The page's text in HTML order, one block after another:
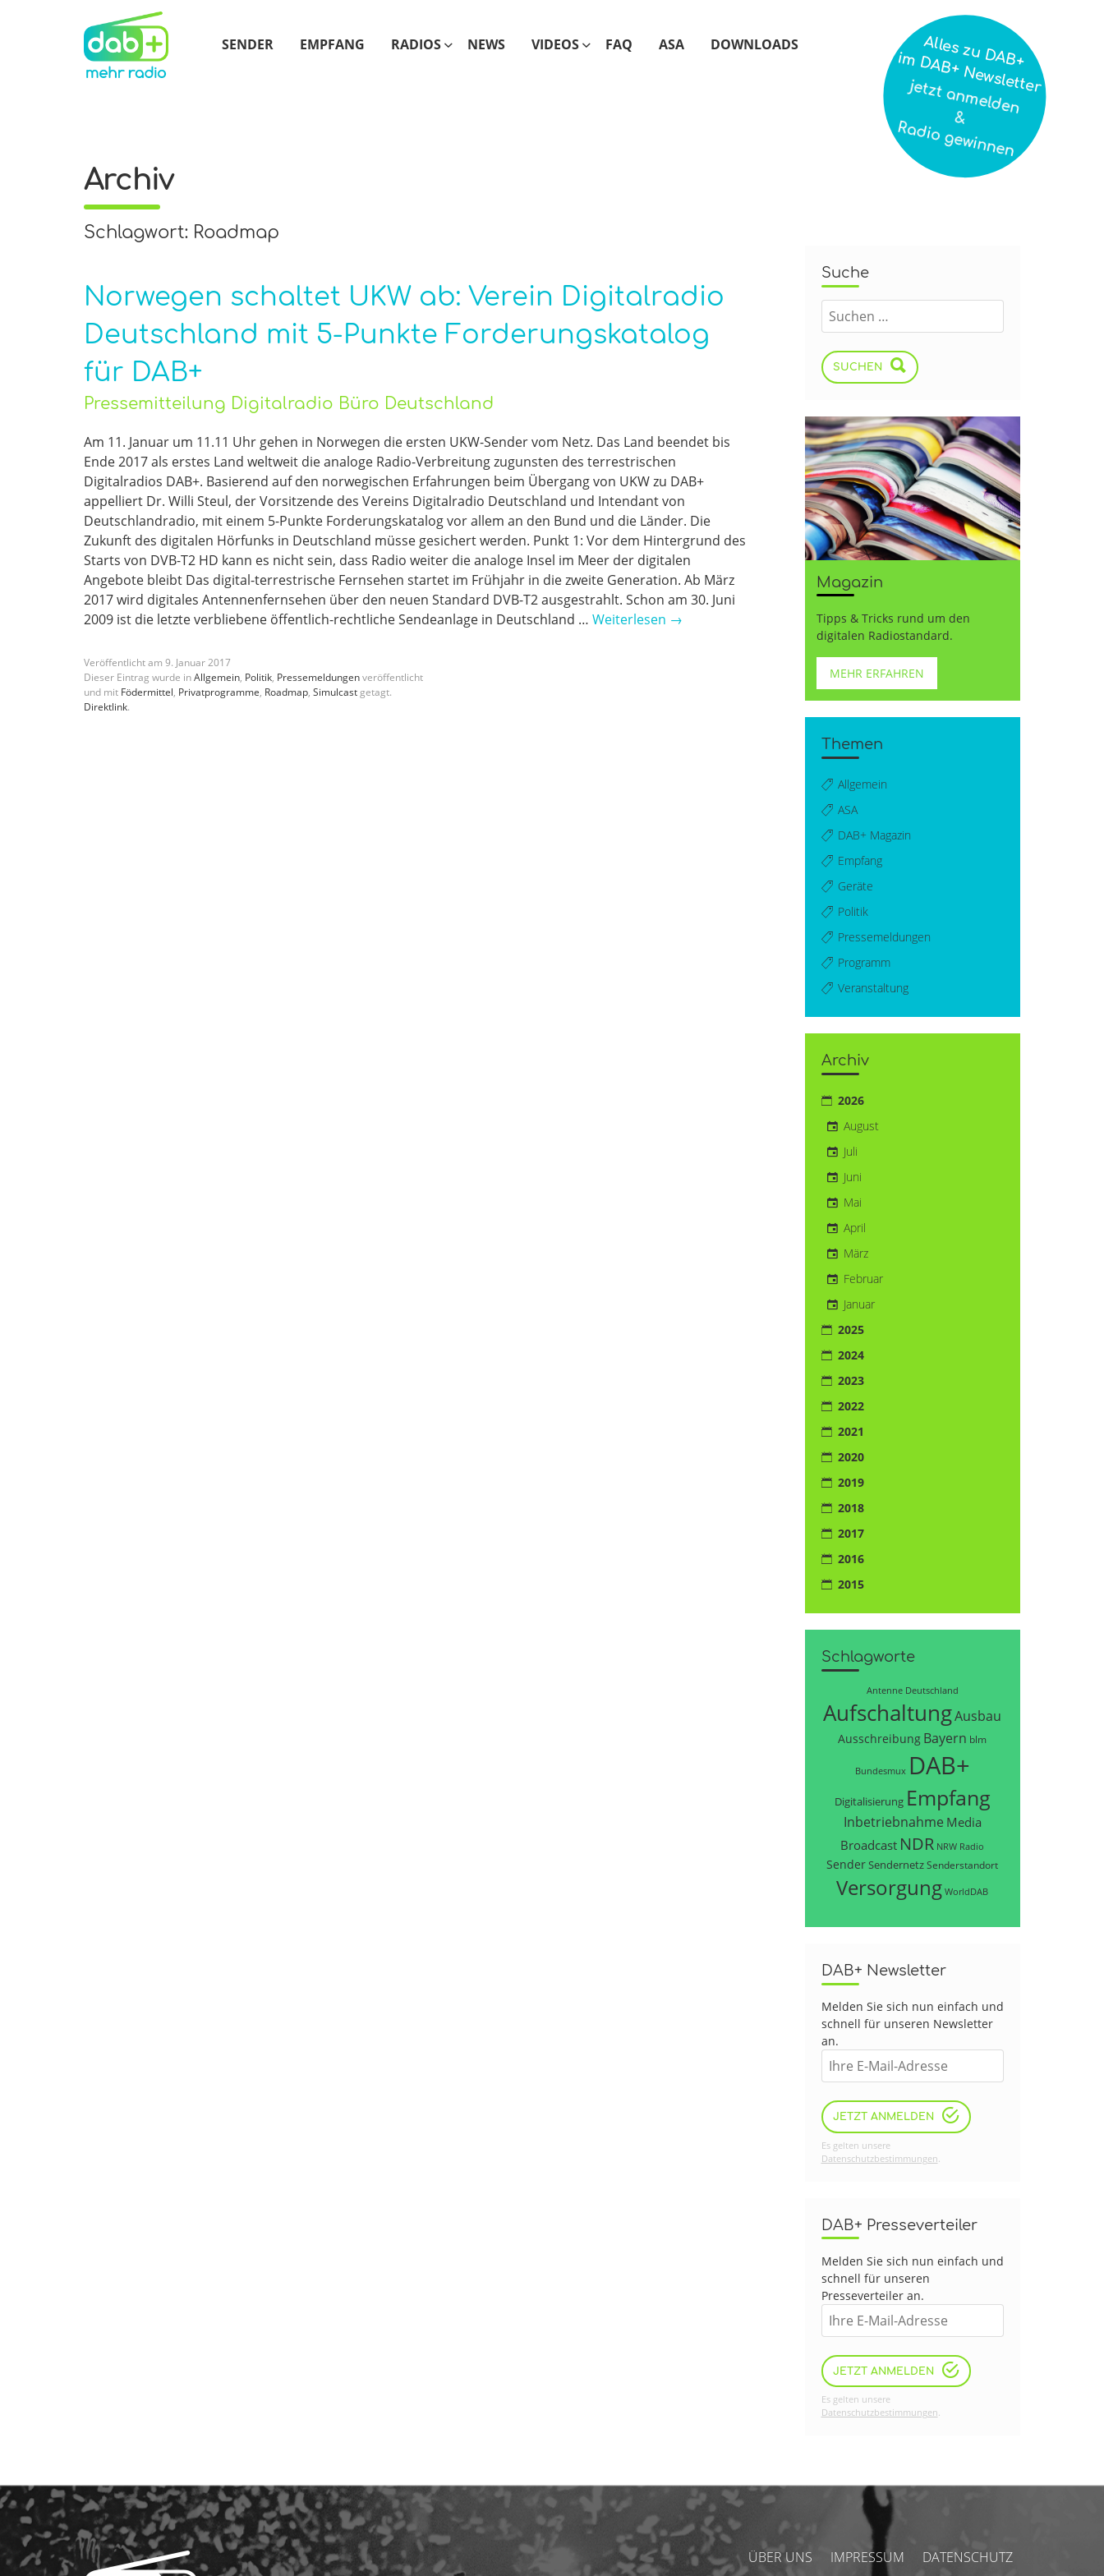
SENDER EMPFANG RADIOS NEWS VIDEOS FAQ ASA DOWNLOADS
Archiv
Schlagwort: Roadmap
Norwegen schaltet UKW ab: Verein Digitalradio
Deutschland mit 5-Punkte Forderungskatalog
für DAB+
Pressemitteilung Digitalradio Büro Deutschland
Am 11. Januar um 11.11 Uhr gehen in Norwegen die ersten UKW-Sender vom Netz. Das Land beendet bis
Ende 2017 als erstes Land weltweit die analoge Radio-Verbreitung zugunsten des terrestrischen
Digitalradios DAB+. Basierend auf den norwegischen Erfahrungen beim Übergang von UKW zu DAB+
appelliert Dr. Willi Steul, der Vorsitzende des Vereins Digitalradio Deutschland und Intendant von
Deutschlandradio, mit einem 5-Punkte Forderungskatalog vor allem an den Bund und die Länder. Die
Zukunft des digitalen Hörfunks in Deutschland müsse gesichert werden. Punkt 1: Vor dem Hintergrund des
Starts von DVB-T2 HD kann es nicht sein, dass Radio weiter die analoge Insel im Meer der digitalen
Angebote bleibt Das digital-terrestrische Fernsehen startet im Frühjahr in die zweite Generation. Ab März
2017 wird digitales Antennenfernsehen über den neuen Standard DVB-T2 ausgestrahlt. Schon am 30. Juni
2009 ist die letzte verbliebene öffentlich-rechtliche Sendeanlage in Deutschland … Weiterlesen →
Veröffentlicht am 9. Januar2017
Dieser Eintrag wurde inAllgemein, Politik, Pressemeldungenveröffentlicht
und mit Födermittel, Privatprogramme, Roadmap, Simulcast getagt.
Direktlink.
Suche
SUCHEN
Magazin
Tipps & Tricks rund um den
digitalen Radiostandard.
MEHR ERFAHREN
Themen
Allgemein
ASA
DAB+ Magazin
Empfang
Geräte
Politik
Pressemeldungen
Programm
Veranstaltung
Archiv
2026
August
Juli
Juni
Mai
April
März
Februar
Januar
2025
2024
2023
2022
2021
2020
2019
2018
2017
2016
2015
Schlagworte
Antenne Deutschland
AufschaltungAusbau
Ausschreibung Bayern blm
Bundesmux DAB+
Digitalisierung Empfang
Inbetriebnahme Media
Broadcast NDR NRW Radio
SenderSendernetzSenderstandort
Versorgung WorldDAB
DAB+ Newsletter
Melden Sie sich nun einfach und
schnell für unseren Newsletter
an.
JETZT ANMELDEN
Es gelten unsere
Datenschutzbestimmungen
DAB+ Presseverteiler
Melden Sie sich nun einfach und
schnell für unseren
Presseverteiler an.
JETZT ANMELDEN
Es gelten unsere
Datenschutzbestimmungen.
ÜBER UNS IMPRESSUM DATENSCHUTZ
Alles zu DAB+
im DAB+ Newsletter
jetzt anmelden
&
Radio gewinnen